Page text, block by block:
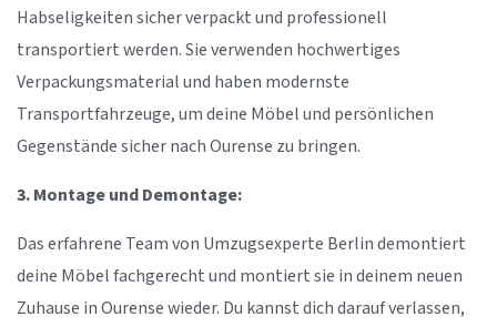
Habseligkeiten sicher verpackt und professionell
transportiert werden. Sie verwenden hochwertiges
Verpackungsmaterial und haben modernste
Transportfahrzeuge, um deine Möbel und persönlichen
Gegenstände sicher nach Ourense zu bringen.
3. Montage und Demontage:
Das erfahrene Team von Umzugsexperte Berlin demontiert
deine Möbel fachgerecht und montiert sie in deinem neuen
Zuhause in Ourense wieder. Du kannst dich darauf verlassen,